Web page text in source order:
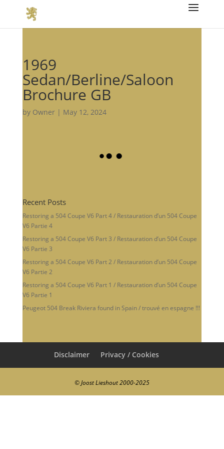
1969
Sedan/Berline/Saloon
Brochure GB
by Owner| May 12, 2024
Recent Posts
Restoring a 504 Coupe V6 Part 4 / Restauration d’un 504 Coupe
V6 Partie 4
Restoring a 504 Coupe V6 Part 3 / Restauration d’un 504 Coupe
V6 Partie 3
Restoring a 504 Coupe V6 Part 2 / Restauration d’un 504 Coupe
V6 Partie 2
Restoring a 504 Coupe V6 Part 1 / Restauration d’un 504 Coupe
V6 Partie 1
Peugeot 504 Break Riviera found in Spain / trouvé en espagne !!!
Disclaimer Privacy / Cookies
© Joost Lieshout 2000-2025